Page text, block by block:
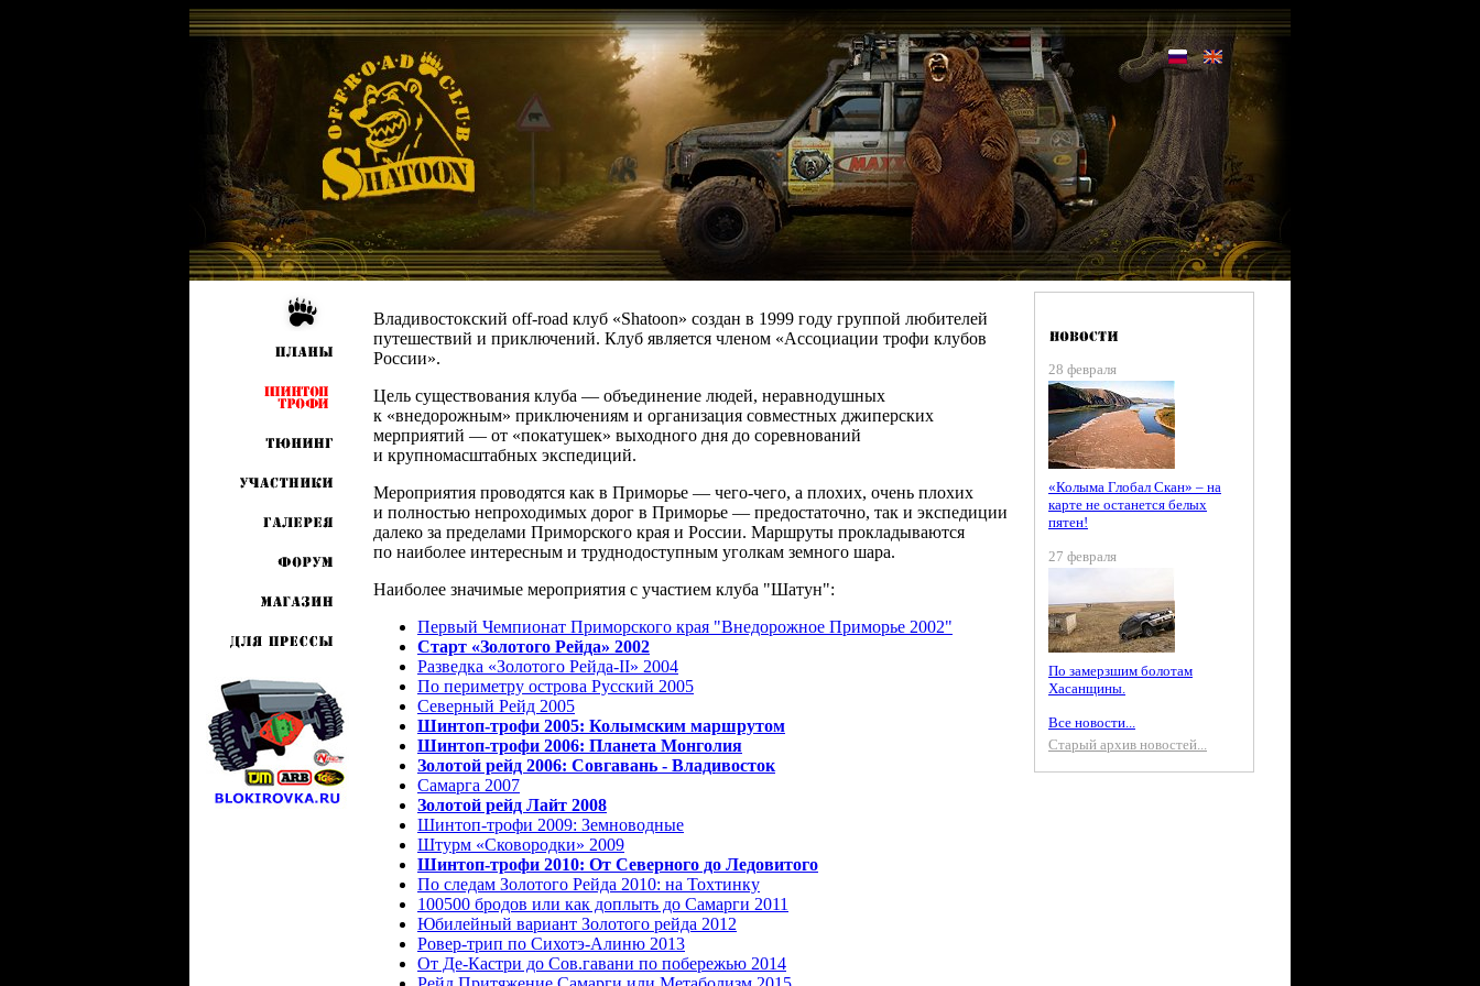
28 февраля
«Колыма Глобал Скан» – на
карте не останется белых
пятен!
27 февраля
По замерзшим болотам
Хасанщины.
Все новости...
Старый архив новостей...
Владивостокский off-road клуб «Shatoon» создан в 1999 году группой любителей
путешествий и приключений. Клуб является членом «Ассоциации трофи клубов
России».
Цель существования клуба — объединение людей, неравнодушных
к «внедорожным» приключениям и организация совместных джиперских
мерприятий — от «покатушек» выходного дня до соревнований
и крупномасштабных экспедиций.
Мероприятия проводятся как в Приморье — чего-чего, а плохих, очень плохих
и полностью непроходимых дорог в Приморье — предостаточно, так и экспедиции
далеко за пределами Приморского края и России. Маршруты прокладываются
по наиболее интересным и труднодоступным уголкам земного шара.
Наиболее значимые мероприятия с участием клуба "Шатун":
Первый Чемпионат Приморского края "Внедорожное Приморье 2002"
Старт «Золотого Рейда» 2002
Разведка «Золотого Рейда-II» 2004
По периметру острова Русский 2005
Северный Рейд 2005
Шинтоп-трофи 2005: Колымским маршрутом
Шинтоп-трофи 2006: Планета Монголия
Золотой рейд 2006: Совгавань - Владивосток
Самарга 2007
Золотой рейд Лайт 2008
Шинтоп-трофи 2009: Земноводные
Штурм «Сковородки» 2009
Шинтоп-трофи 2010: От Северного до Ледовитого
По следам Золотого Рейда 2010: на Тохтинку
100500 бродов или как доплыть до Самарги 2011
Юбилейный вариант Золотого рейда 2012
Ровер-трип по Сихотэ-Алиню 2013
От Де-Кастри до Сов.гавани по побережью 2014